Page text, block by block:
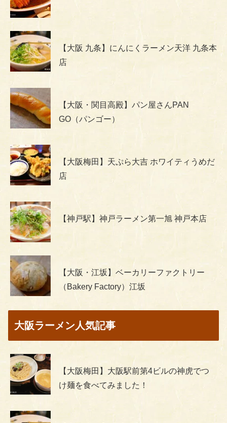
【大阪 九条】にんにくラーメン天洋 九条本
店
【大阪・関目高殿】パン屋さんPAN
GO（パンゴー）
【大阪梅田】天ぷら大吉 ホワイティうめだ
店
【神戸駅】神戸ラーメン第一旭 神戸本店
【大阪・江坂】ベーカリーファクトリー
（Bakery Factory）江坂
大阪ラーメン人気記事
【大阪梅田】大阪駅前第4ビルの神虎でつ
け麺を食べてみました！